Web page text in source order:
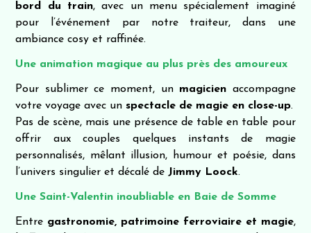
bord du train, avec un menu spécialement imaginé
pour l’événement par notre traiteur, dans une
ambiance cosy et raffinée.
Une animation magique au plus près des amoureux
Pour sublimer ce moment, un magicien accompagne
votre voyage avec unspectacle de magie en close-up.
Pas de scène, mais une présence de table en table pour
offrir aux couples quelques instants de magie
personnalisés, mêlant illusion, humour et poésie, dans
l’univers singulier et décalé de Jimmy Loock.
Une Saint-Valentin inoubliable en Baie de Somme
Entre gastronomie, patrimoine ferroviaire et magie,